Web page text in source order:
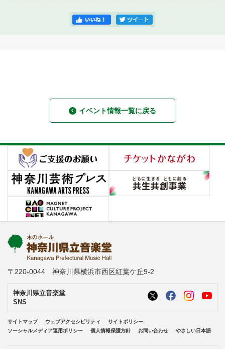
イベント情報一覧に戻る
〒220-0044 神奈川県横浜市西区紅葉ケ丘9-2
神奈川県立音楽堂
SNS
サイトマップ ウェブアクセシビリティ
サイトポリシー
ソーシャルメディア運用ポリシー
個人情報保護方針 お問い合わせ やさしい日本語